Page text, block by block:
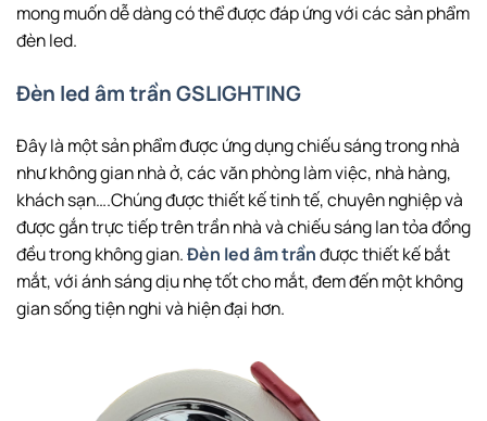
mong muốn dễ dàng có thể được đáp ứng với các sản phẩm
đèn led.
Đèn led âm trần GSLIGHTING
Đây là một sản phẩm được ứng dụng chiếu sáng trong nhà
như không gian nhà ở, các văn phòng làm việc, nhà hàng,
khách sạn….Chúng được thiết kế tinh tế, chuyên nghiệp và
được gắn trực tiếp trên trần nhà và chiếu sáng lan tỏa đồng
đều trong không gian.Đèn led âm trầnđược thiết kế bắt
mắt, với ánh sáng dịu nhẹ tốt cho mắt, đem đến một không
gian sống tiện nghi và hiện đại hơn.